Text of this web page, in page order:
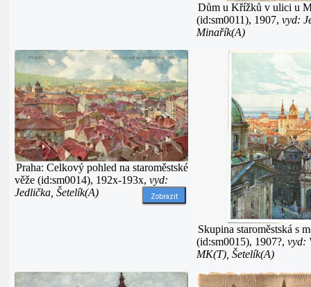
Dům u Křížků v ulici u
(id:sm0011), 1907, vyd:
Minařík(A)
Praha: Celkový pohled na staroměstské
věže (id:sm0014), 192x-193x, vyd:
Jedlička, Šetelík(A)
Zobrazit
Skupina staroměstská s
(id:sm0015), 1907?, vyd:
MK(T), Šetelík(A)